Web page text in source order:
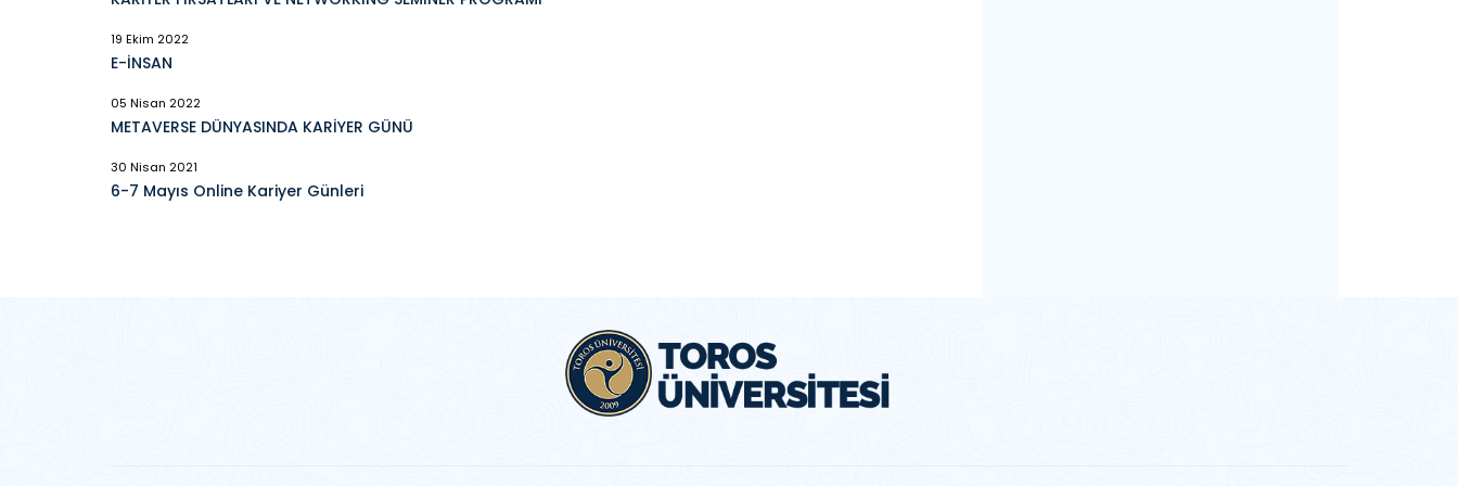
19 Ekim 2022
E-İNSAN
05 Nisan 2022
METAVERSE DÜNYASINDA KARİYER GÜNÜ
30 Nisan 2021
6-7 Mayıs Online Kariyer Günleri